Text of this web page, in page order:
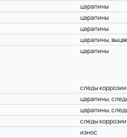
царапины
царапины
царапины
царапины,
царапины
следы
царапины,
царапины,
следы коррозии
износ